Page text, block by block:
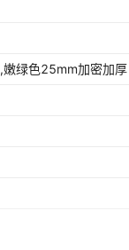
绿色25mm加密加厚